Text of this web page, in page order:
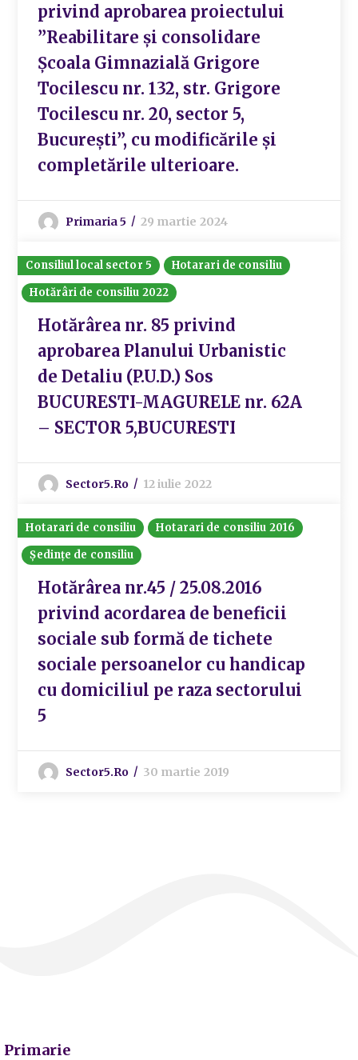
privind aprobarea proiectului
”Reabilitare și consolidare
Școala Gimnazială Grigore
Tocilescu nr. 132, str. Grigore
Tocilescu nr. 20, sector 5,
București”, cu modificările și
completările ulterioare.
Primaria 5 29 martie 2024
Consiliul local sector 5
Hotarari de consiliu
Hotărâri de consiliu 2022
Hotărârea nr. 85 privind
aprobarea Planului Urbanistic
de Detaliu (P.U.D.) Sos
BUCURESTI-MAGURELE nr. 62A
– SECTOR 5,BUCURESTI
Sector5.ro 12 iulie 2022
Hotarari de consiliu
Hotarari de consiliu 2016
Ședințe de consiliu
Hotărârea nr.45 / 25.08.2016
privind acordarea de beneficii
sociale sub formă de tichete
sociale persoanelor cu handicap
cu domiciliul pe raza sectorului
5
Sector5.ro 30 martie 2019
Primarie